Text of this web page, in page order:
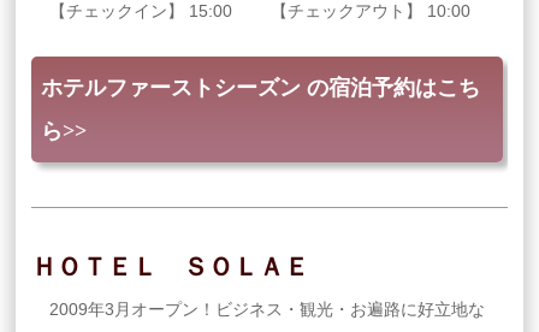
【チェックイン】 15:00 【チェックアウト】 10:00
ホテルファーストシーズン の宿泊予約はこち
ら>>
ＨＯＴＥＬ ＳＯＬＡＥ
2009年3月オープン！ビジネス・観光・お遍路に好立地な